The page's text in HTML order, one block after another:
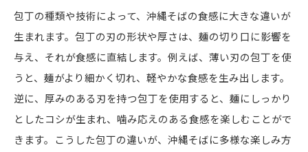
包丁の種類や技術によって、沖縄そばの食感に大きな違いが
生まれます。包丁の刃の形状や厚さは、麺の切り口に影響を
与え、それが食感に直結します。例えば、薄い刃の包丁を使
うと、麺がより細かく切れ、軽やかな食感を生み出します。
逆に、厚みのある刃を持つ包丁を使用すると、麺にしっかり
としたコシが生まれ、噛み応えのある食感を楽しむことがで
きます。こうした包丁の違いが、沖縄そばに多様な楽しみ方